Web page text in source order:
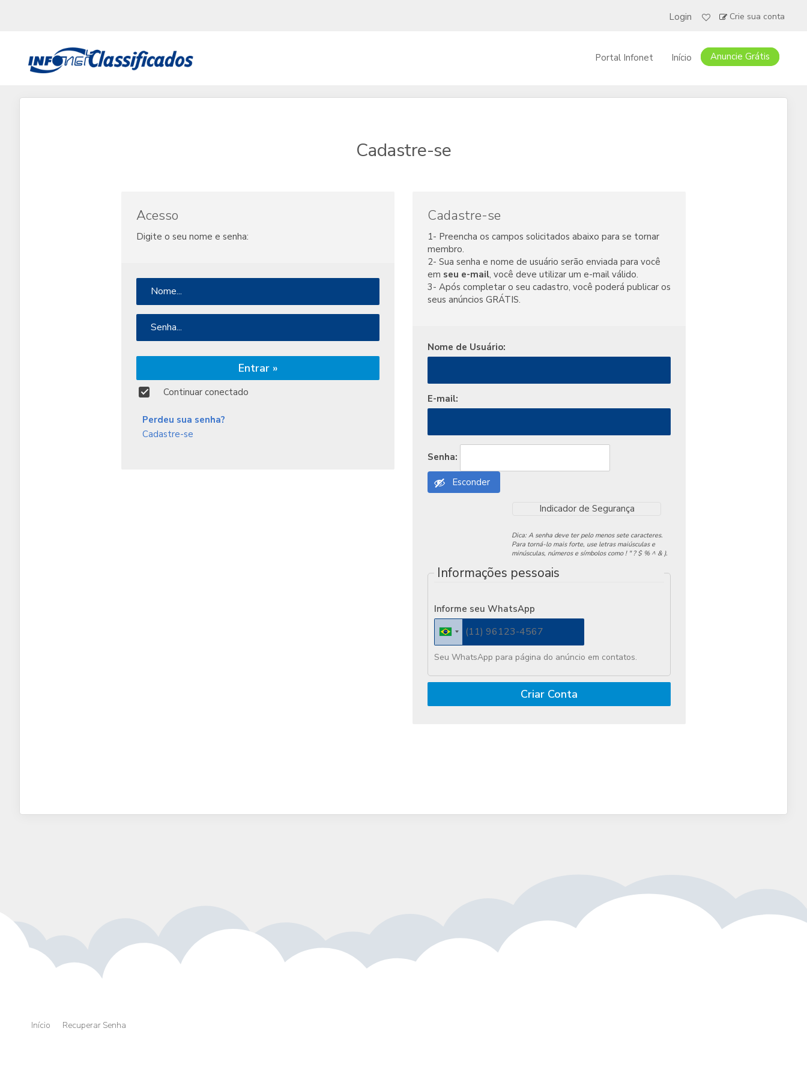
Login Crie sua conta
Anuncie Grátis
Portal Infonet Início
Cadastre-se
Acesso
Digite o seu nome e senha:
Nome:
Senha:
Entrar »
Continuar conectado
Perdeu sua senha?
Cadastre-se
Cadastre-se
1- Preencha os campos solicitados abaixo para se tornar
membro.
2- Sua senha e nome de usuário serão enviada para você
em seu e-mail, você deve utilizar um e-mail válido.
3- Após completar o seu cadastro, você poderá publicar os
seus anúncios GRÁTIS.
Nome de Usuário:
E-mail:
Senha:
Esconder
Indicador de Segurança
Dica: A senha deve ter pelo menos sete caracteres.
Para torná-lo mais forte, use letras maiúsculas e
minúsculas, números e símbolos como ! " ? $ % ^ & ).
Informações pessoais
Informe seu WhatsApp
Seu WhatsApp para página do anúncio em contatos.
Criar Conta
Início Recuperar Senha